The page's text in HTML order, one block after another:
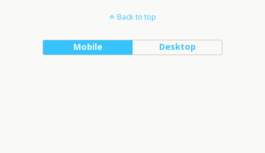
Back to top
Mobile Desktop